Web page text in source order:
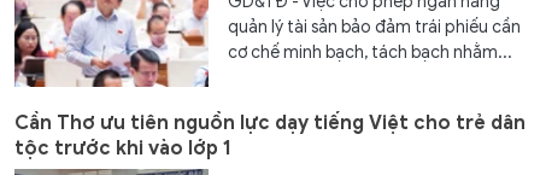
quản lý tài sản bảo đảm trái phiếu cần
cơ chế minh bạch, tách bạch nhằm...
Cần Thơ ưu tiên nguồn lực dạy tiếng Việt cho trẻ dân
tộc trước khi vào lớp 1